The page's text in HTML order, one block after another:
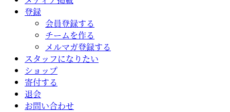
登録
会員登録する
チームを作る
メルマガ登録する
スタッフになりたい
ショップ
寄付する
退会
お問い合わせ